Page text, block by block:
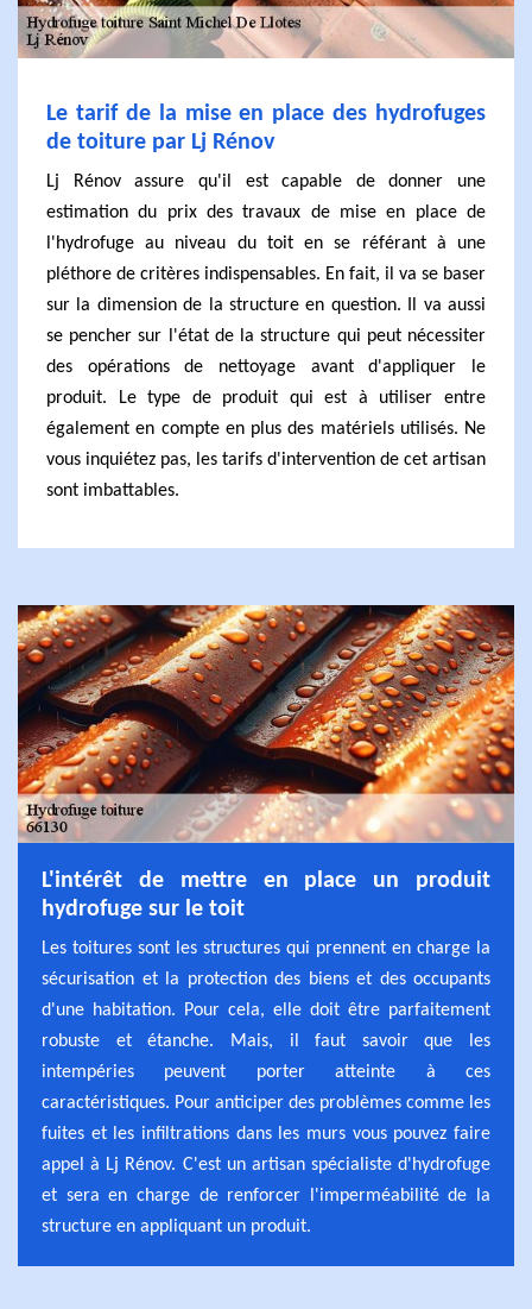
Le tarif de la mise en place des hydrofuges
de toiture par Lj Rénov
Lj Rénov assure qu'il est capable de donner une
estimation du prix des travaux de mise en place de
l'hydrofuge au niveau du toit en se référant à une
pléthore de critères indispensables. En fait, il va se baser
sur la dimension de la structure en question. Il va aussi
se pencher sur l'état de la structure qui peut nécessiter
des opérations de nettoyage avant d'appliquer le
produit. Le type de produit qui est à utiliser entre
également en compte en plus des matériels utilisés. Ne
vous inquiétez pas, les tarifs d'intervention de cet artisan
sont imbattables.
L'intérêt de mettre en place un produit
hydrofuge sur le toit
Les toitures sont les structures qui prennent en charge la
sécurisation et la protection des biens et des occupants
d'une habitation. Pour cela, elle doit être parfaitement
robuste et étanche. Mais, il faut savoir que les
intempéries peuvent porter atteinte à ces
caractéristiques. Pour anticiper des problèmes comme les
fuites et les infiltrations dans les murs vous pouvez faire
appel à Lj Rénov. C'est un artisan spécialiste d'hydrofuge
et sera en charge de renforcer l'imperméabilité de la
structure en appliquant un produit.